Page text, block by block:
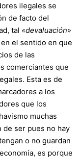
ilegales se
de facto del
tal «devaluación»
el sentido en que
de las
comerciantes que
Esta es de
a los
que los
muchas
de ser pues no hay
o no guardan
es porque